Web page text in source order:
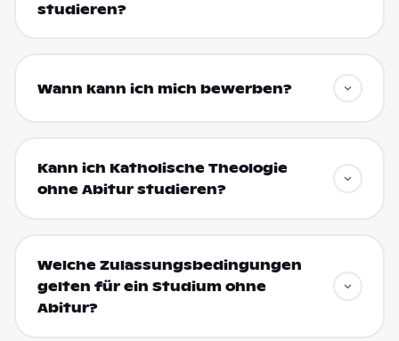
studieren?
Wann kann ich mich bewerben?
Kann ich Katholische Theologie
ohne Abitur studieren?
Welche Zulassungsbedingungen
gelten für ein Studium ohne
Abitur?